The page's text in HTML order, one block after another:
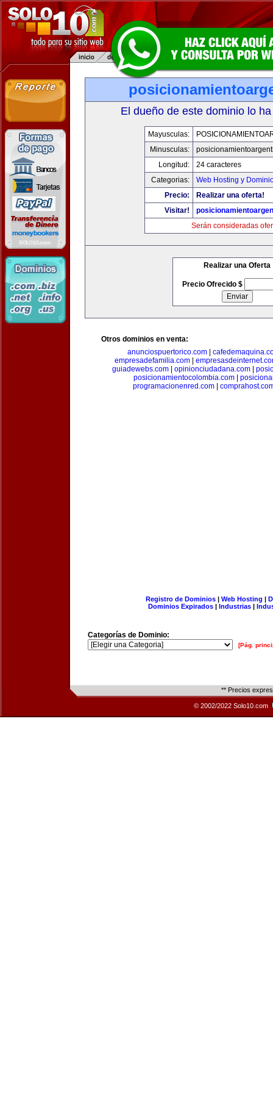
El dueño de este dominio lo
Mayusculas:
Minusculas:
Longitud:
24 caracteres
Categorias:
Web Hosting y
Precio:
Realizar una oferta!
Visitar!
Serán consideradas
Realizar una Oferta
Precio Ofrecido $
Otros dominios en venta:
anunciospuertorico.com|
empresadefamilia.com
guiadewebs.com
opinionciudadana.com
posicionamientocolombia.com|
programacionenred.com
Registro de Dominios| Web Hosting |
Dominios Expirados | Industrias |
Categorías de Dominio:
[Pág.
** Precios
© 2002/2022 Solo10.com